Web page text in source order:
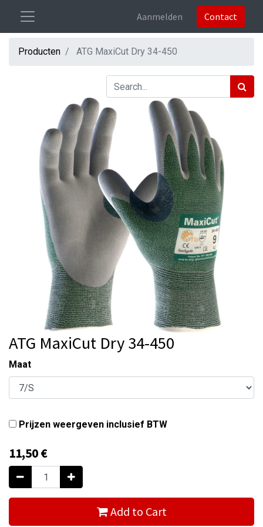
Aanmelden Contact
Producten ATG MaxiCut Dry 34-450
ATG MaxiCut Dry 34-450
Maat
Prijzen weergeven inclusief BTW
11,50€
Add to Cart